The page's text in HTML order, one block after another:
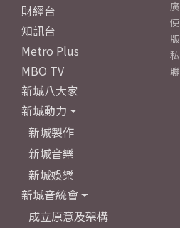
財經台
知訊台
Metro Plus
MBO TV
新城八大家
新城動力
新城製作
新城音樂
新城娛樂
新城音統會
成立原意及架構